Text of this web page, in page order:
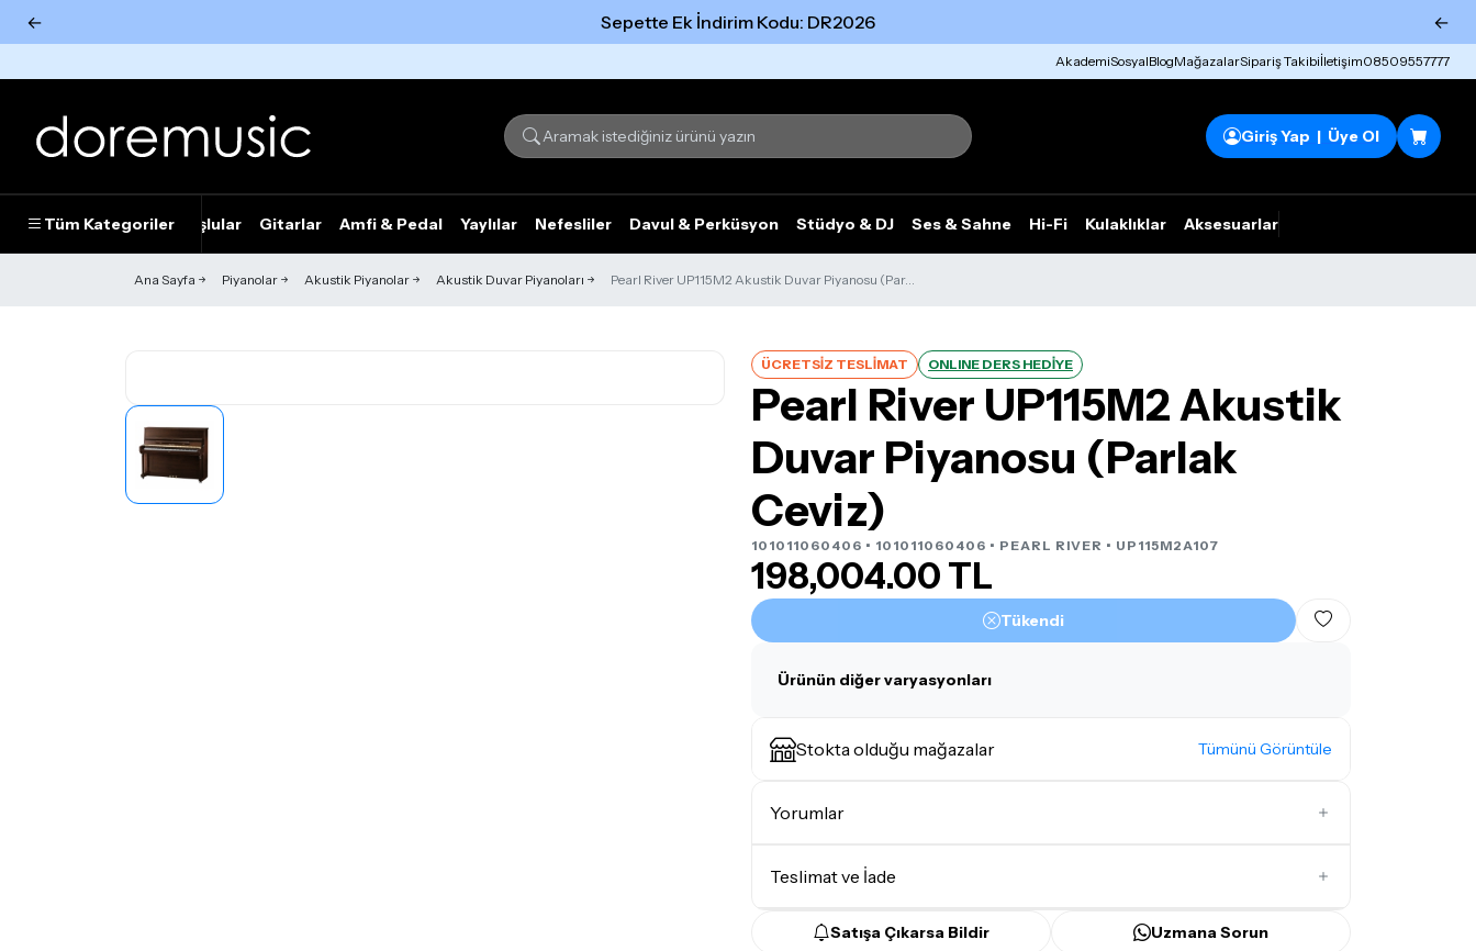
← Sepette Ek İndirim Kodu: DR2026 ←
AkademiSosyalBlogMağazalarSipariş Takibiİletişim08509557777
Giriş Yap | Üye Ol
Tüm Kategoriler
Piyanolar Tuşlular Gitarlar Amfi & Pedal Yaylılar Nefesliler Davul & Perküsyon Stüdyo & DJ Ses & Sahne Hi-Fi Kulaklıklar Aksesuarlar
Ana Sayfa Piyanolar Akustik Piyanolar Akustik Duvar Piyanoları Pearl River UP115M2 Akustik Duvar Piyanosu (Par...
ÜCRETSİZ TESLİMAT ONLINE DERS HEDİYE
Pearl River UP115M2 Akustik
Duvar Piyanosu (Parlak
Ceviz)
101011060406 • 101011060406 • PEARL RIVER • UP115M2A107
198,004.00 TL
Tükendi
Ürünün diğer varyasyonları
Stokta olduğu mağazalar Tümünü Görüntüle
Yorumlar
Teslimat ve İade
Teslimat Koşulları
Satışa Çıkarsa Bildir Uzmana Sorun
Tümünü Gör Tümünü gör